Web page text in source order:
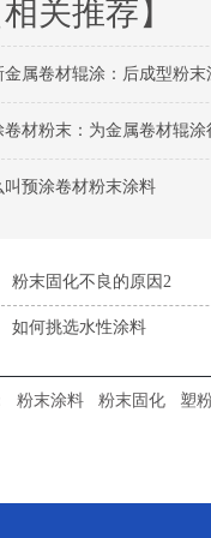
相关推荐】
金属卷材辊涂：后成型粉末
卷材粉末：为金属卷材辊
叫预涂卷材粉末涂料
粉末固化不良的原因2
如何挑选水性涂料
粉末涂料 粉末固化 塑